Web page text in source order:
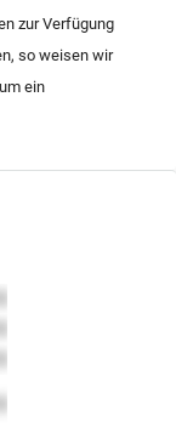
Kontinuität der
zur Verfügung
so weisen wir
ein